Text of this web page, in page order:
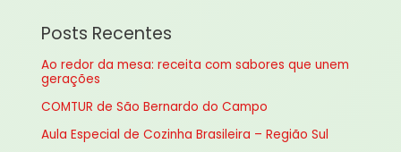
i
s
p
Posts Recentes
Ao redor da mesa: receita com sabores que unem
gerações
COMTUR de São Bernardo do Campo
Aula Especial de Cozinha Brasileira – Região Sul